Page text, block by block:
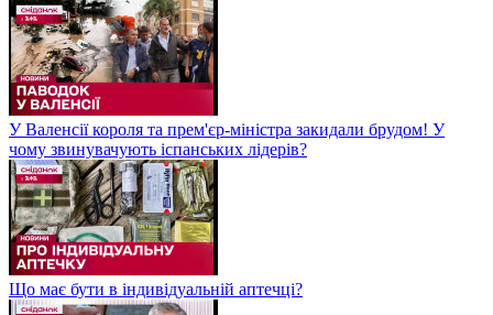
У Валенсії короля та прем'єр-міністра закидали брудом! У
чому звинувачують іспанських лідерів?
Що має бути в індивідуальній аптечці?